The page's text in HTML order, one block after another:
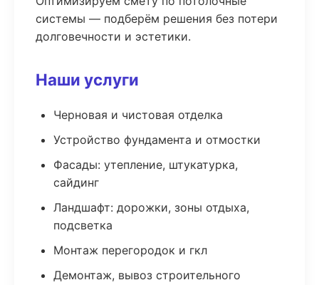
системы — подберём решения без потери
долговечности и эстетики.
Наши услуги
Черновая и чистовая отделка
Устройство фундамента и отмостки
Фасады: утепление, штукатурка,
сайдинг
Ландшафт: дорожки, зоны отдыха,
подсветка
Монтаж перегородок и гкл
Демонтаж, вывоз строительного